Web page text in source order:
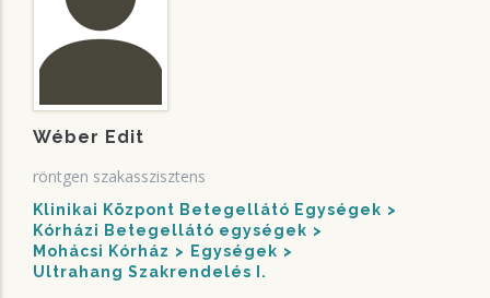
Wéber Edit
röntgen szakasszisztens
Klinikai Központ Betegellátó Egységek
Kórházi Betegellátó egységek
Mohácsi Kórház
Egységek
Ultrahang Szakrendelés I.